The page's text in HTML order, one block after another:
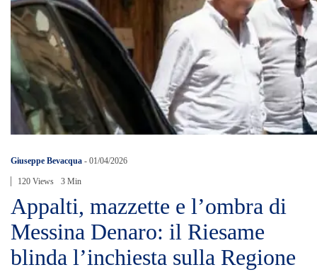
Giuseppe Bevacqua - 01/04/2026
120 Views 3 Min
Appalti, mazzette e l’ombra di
Messina Denaro: il Riesame
blinda l’inchiesta sulla Regione